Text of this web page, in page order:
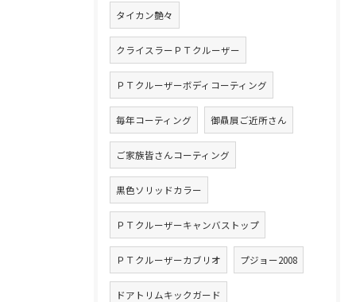
タイカン艶々
クライスラーＰＴクルーザー
ＰＴクルーザーボディコーティング
毎年コーティング 御贔屓ご近所さん
ご家族皆さんコーティング
黒色ソリッドカラー
ＰＴクルーザーキャンバストップ
ＰＴクルーザーカブリオ プジョー2008
ドアトリムキックガード